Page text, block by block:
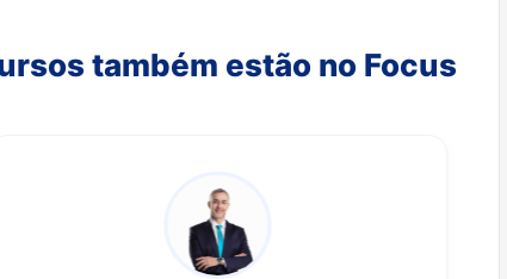
também estão no Focus